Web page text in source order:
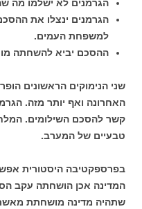
הגרמנים לא ישלמו מה
הגרמנים ינצלו את
למשפחת העמים.
ההסכם יביא להשחתה
שני הנימוקים הראשונים
האחרונה ואף יותר מזה.
קשר להסכם השילומים.
טבעיים של המערב.
בפרספקטיבה היסטורית אפשר
המדינה אכן הושחתה עקב
שתהיה מדינה מושחתת